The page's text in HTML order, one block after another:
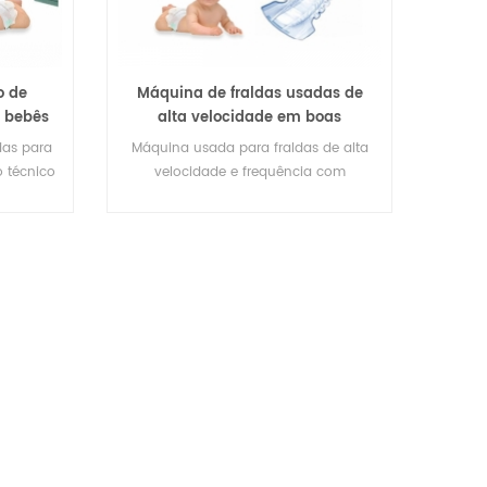
de
para
técnico
Máquina de fraldas usadas de
alta velocidade em boas
condições
Máquina usada para fraldas de alta
velocidade e frequência com